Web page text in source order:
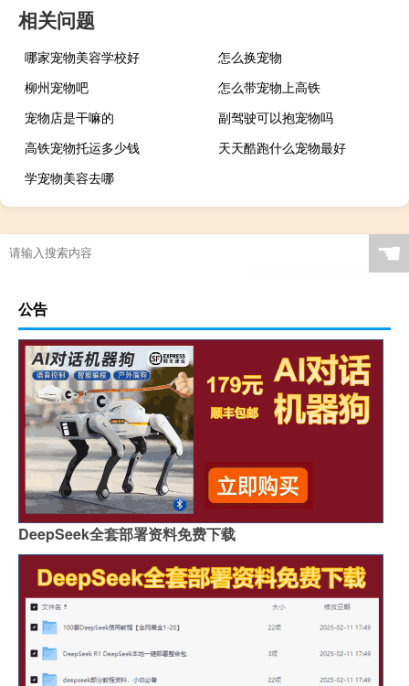
相关问题
哪家宠物美容学校好
怎么换宠物
柳州宠物吧
怎么带宠物上高铁
宠物店是干嘛的
副驾驶可以抱宠物吗
高铁宠物托运多少钱
天天酷跑什么宠物最好
学宠物美容去哪
☚
公告
DeepSeek全套部署资料免费下载